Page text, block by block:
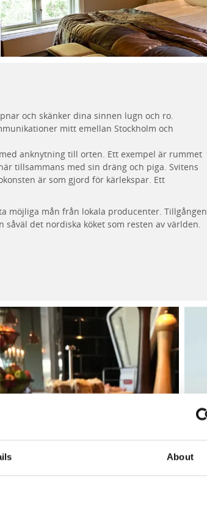
About
och skänker dina sinnen lugn och ro.
mitt emellan Stockholm och
anknytning till orten. Ett exempel är rummet
tillsammans med sin dräng och piga. Svitens
är som gjord för kärlekspar. Ett
möjliga mån från lokala producenter. Tillgången
såväl det nordiska köket som resten av världen.